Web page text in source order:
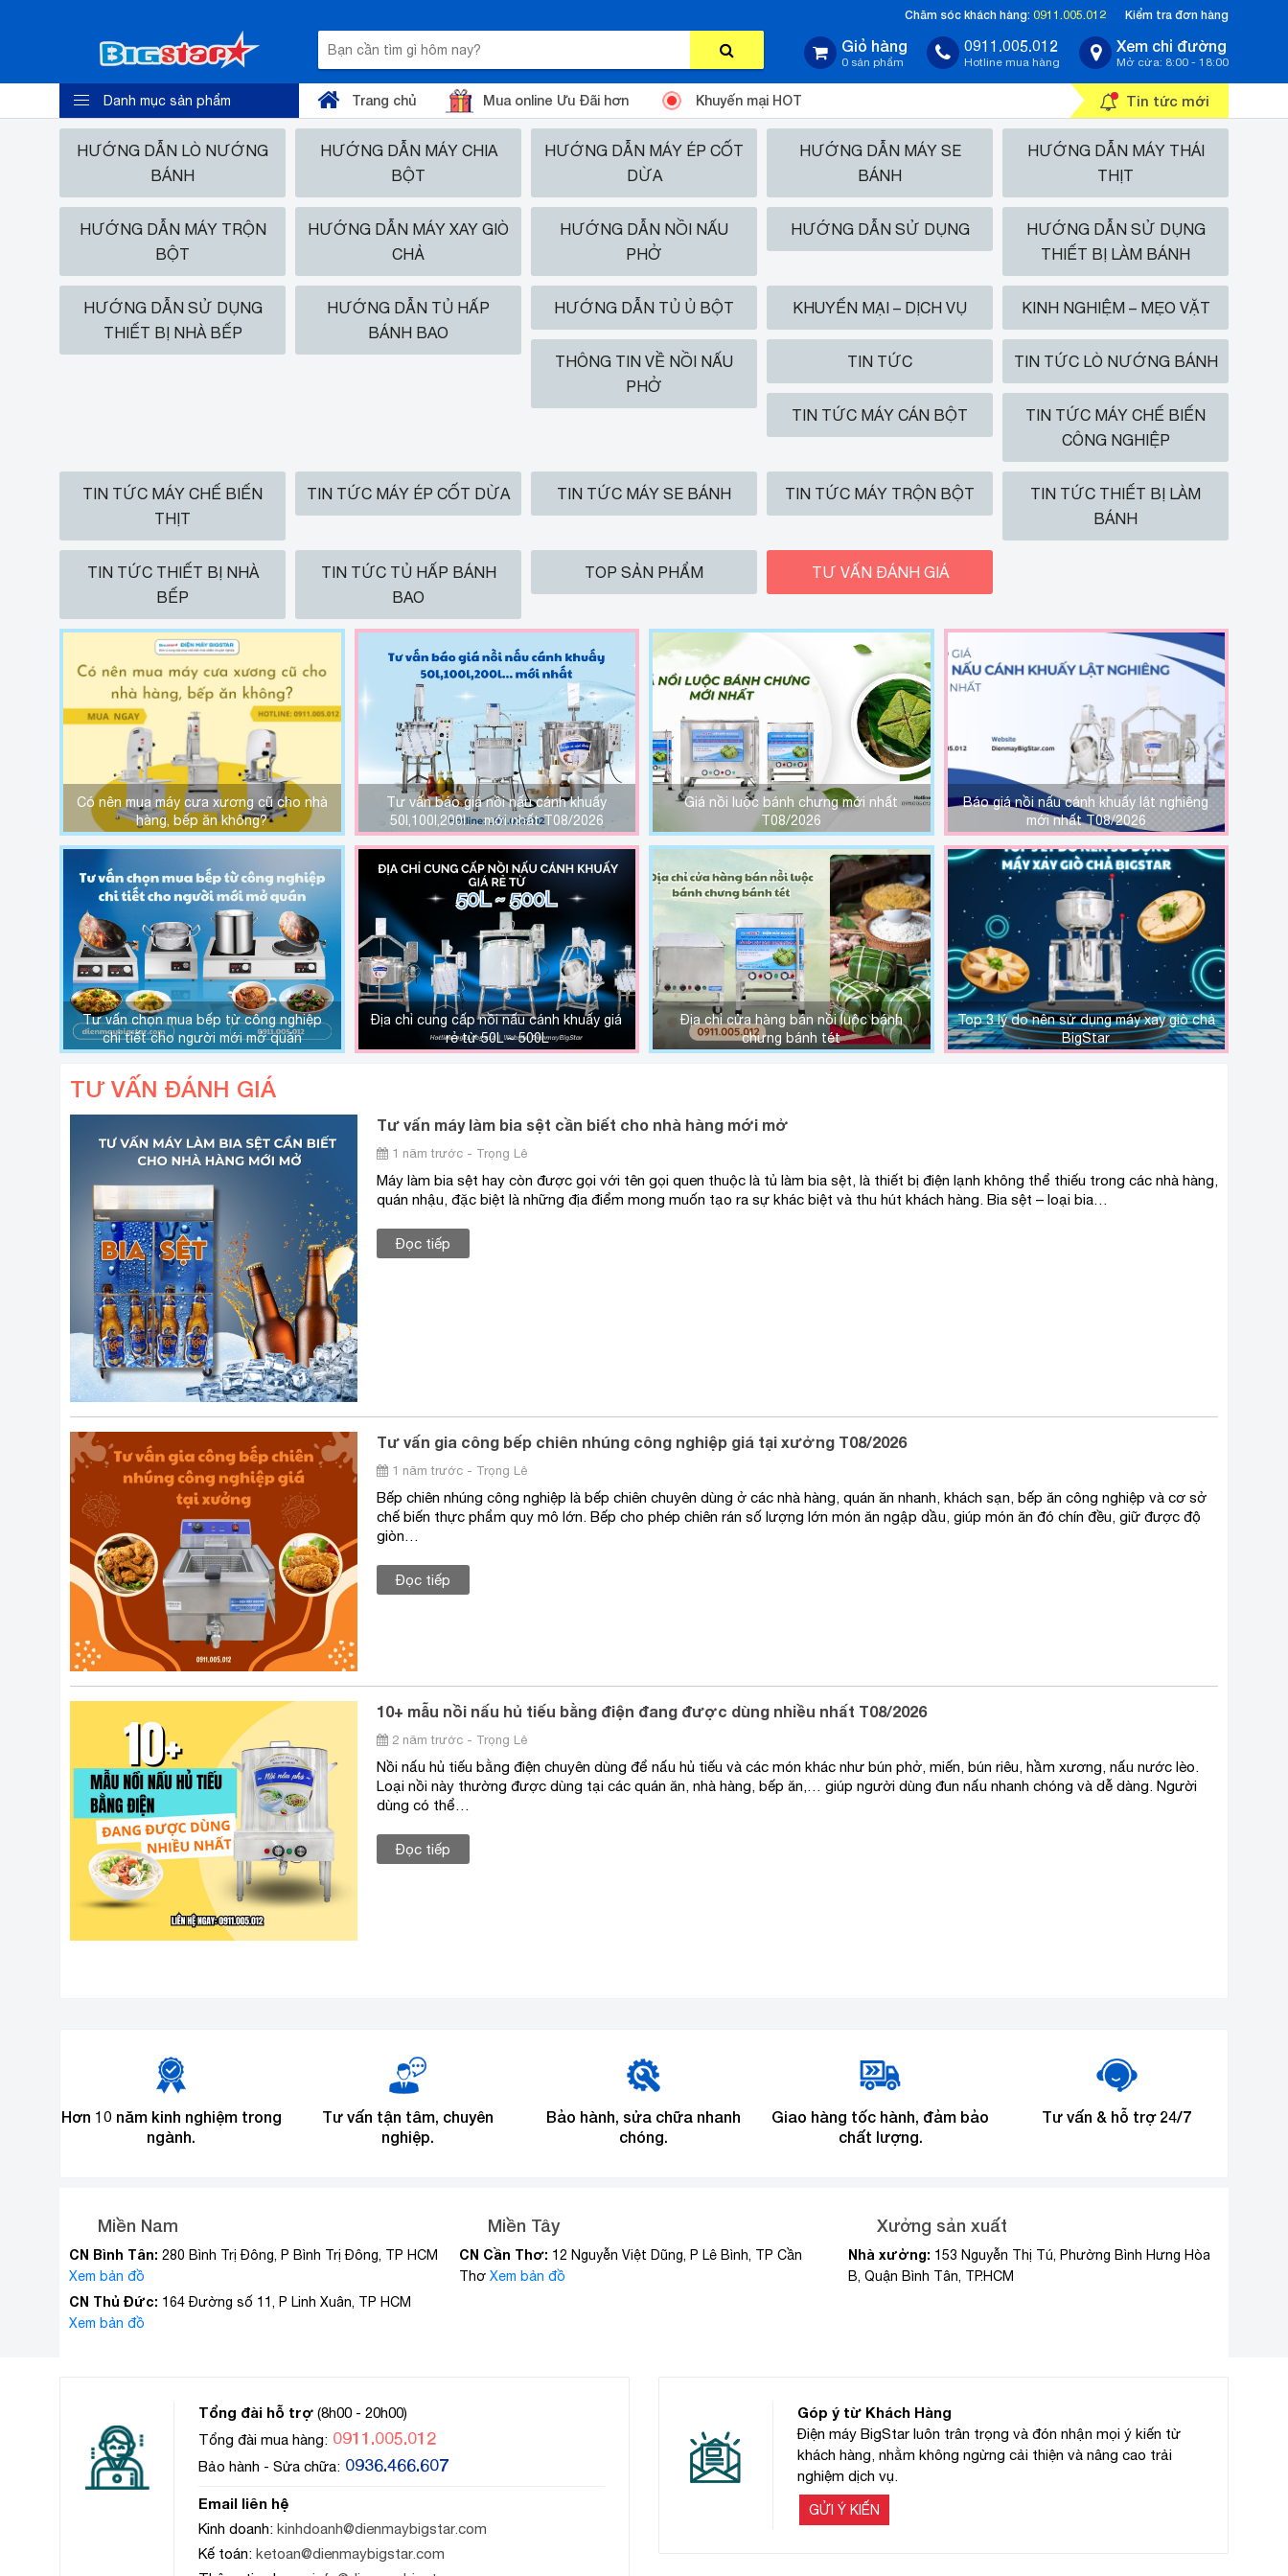
Chăm sóc khách hàng: 0911.005.012 Kiểm tra đơn hàng
Giỏ hàng
0 sản phẩm
0911.005.012
Hotline mua hàng
Xem chỉ đường
Mở cửa: 8:00 - 18:00
Danh mục sản phẩm Trang chủ Mua online Ưu Đãi hơn Khuyến mại HOT Tin tức mới
HƯỚNG DẪN LÒ NƯỚNG
BÁNH
HƯỚNG DẪN MÁY CHIA
BỘT
HƯỚNG DẪN MÁY ÉP CỐT
DỪA
HƯỚNG DẪN MÁY SE
BÁNH
HƯỚNG DẪN MÁY THÁI
THỊT
HƯỚNG DẪN MÁY TRỘN
BỘT
HƯỚNG DẪN MÁY XAY GIÒ
CHẢ
HƯỚNG DẪN NỒI NẤU
PHỞ
HƯỚNG DẪN SỬ DỤNG
HƯỚNG DẪN SỬ DỤNG
THIẾT BỊ LÀM BÁNH
HƯỚNG DẪN SỬ DỤNG
THIẾT BỊ NHÀ BẾP
HƯỚNG DẪN TỦ HẤP
BÁNH BAO
HƯỚNG DẪN TỦ Ủ BỘT KHUYẾN MẠI – DỊCH VỤ KINH NGHIỆM – MẸO VẶT
THÔNG TIN VỀ NỒI NẤU
PHỞ
TIN TỨC TIN TỨC LÒ NƯỚNG BÁNH
TIN TỨC MÁY CÁN BỘT
TIN TỨC MÁY CHẾ BIẾN
CÔNG NGHIỆP
TIN TỨC MÁY CHẾ BIẾN
THỊT
TIN TỨC MÁY ÉP CỐT DỪA TIN TỨC MÁY SE BÁNH TIN TỨC MÁY TRỘN BỘT
TIN TỨC THIẾT BỊ LÀM
BÁNH
TIN TỨC THIẾT BỊ NHÀ
BẾP
TIN TỨC TỦ HẤP BÁNH
BAO
TOP SẢN PHẨM TƯ VẤN ĐÁNH GIÁ
Có nên mua máy cưa xương cũ cho nhà
hàng, bếp ăn không?
Tư vấn báo giá nồi nấu cánh khuấy
50l,100l,200l… mới nhất T08/2026
Giá nồi luộc bánh chưng mới nhất
T08/2026
Báo giá nồi nấu cánh khuấy lật nghiêng
mới nhất T08/2026
Tư vấn chọn mua bếp từ công nghiệp
chi tiết cho người mới mở quán
Địa chỉ cung cấp nồi nấu cánh khuấy giá
rẻ từ 50L ~ 500L
Địa chỉ cửa hàng bán nồi luộc bánh
chưng bánh tét
Top 3 lý do nên sử dụng máy xay giò chả
BigStar
TƯ VẤN ĐÁNH GIÁ
Tư vấn máy làm bia sệt cần biết cho nhà hàng mới mở
1 năm trước - Trọng Lê
Máy làm bia sệt hay còn được gọi với tên gọi quen thuộc là tủ làm bia sệt, là thiết bị điện lạnh không thể thiếu trong các nhà hàng,
quán nhậu, đặc biệt là những địa điểm mong muốn tạo ra sự khác biệt và thu hút khách hàng. Bia sệt – loại bia…
Đọc tiếp
Tư vấn gia công bếp chiên nhúng công nghiệp giá tại xưởng T08/2026
1 năm trước - Trọng Lê
Bếp chiên nhúng công nghiệp là bếp chiên chuyên dùng ở các nhà hàng, quán ăn nhanh, khách sạn, bếp ăn công nghiệp và cơ sở
chế biến thực phẩm quy mô lớn. Bếp cho phép chiên rán số lượng lớn món ăn ngập dầu, giúp món ăn đó chín đều, giữ được độ
giòn…
Đọc tiếp
10+ mẫu nồi nấu hủ tiếu bằng điện đang được dùng nhiều nhất T08/2026
2 năm trước - Trọng Lê
Nồi nấu hủ tiếu bằng điện chuyên dùng để nấu hủ tiếu và các món khác như bún phở, miến, bún riêu, hầm xương, nấu nước lèo.
Loại nồi này thường được dùng tại các quán ăn, nhà hàng, bếp ăn,… giúp người dùng đun nấu nhanh chóng và dễ dàng. Người
dùng có thể…
Đọc tiếp
Hơn 10 năm kinh nghiệm trong
ngành.
Tư vấn tận tâm, chuyên
nghiệp.
Bảo hành, sửa chữa nhanh
chóng.
Giao hàng tốc hành, đảm bảo
chất lượng.
Tư vấn & hỗ trợ 24/7
Miền Nam
CN Bình Tân: 280 Bình Trị Đông, P Bình Trị Đông, TP HCM
Xem bản đồ
CN Thủ Đức: 164 Đường số 11, P Linh Xuân, TP HCM
Xem bản đồ
Miền Tây
CN Cần Thơ: 12 Nguyễn Việt Dũng, P Lê Bình, TP Cần
Thơ Xem bản đồ
Xưởng sản xuất
Nhà xưởng: 153 Nguyễn Thị Tú, Phường Bình Hưng Hòa
B, Quận Bình Tân, TP.HCM
Tổng đài hỗ trợ (8h00 - 20h00)
Tổng đài mua hàng: 0911.005.012
Bảo hành - Sửa chữa: 0936.466.607
Email liên hệ
Kinh doanh: kinhdoanh@dienmaybigstar.com
Kế toán: ketoan@dienmaybigstar.com
Góp ý từ Khách Hàng
Điện máy BigStar luôn trân trọng và đón nhận mọi ý kiến từ
khách hàng, nhằm không ngừng cải thiện và nâng cao trải
nghiệm dịch vụ.
GỬI Ý KIẾN